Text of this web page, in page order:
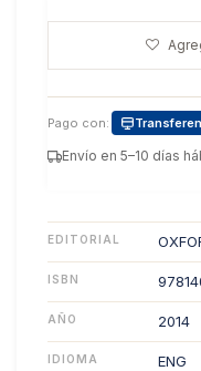
Pago con:
Envío en 5–10 días
EDITORIAL
ISBN
AÑO 2014
IDIOMA ENG